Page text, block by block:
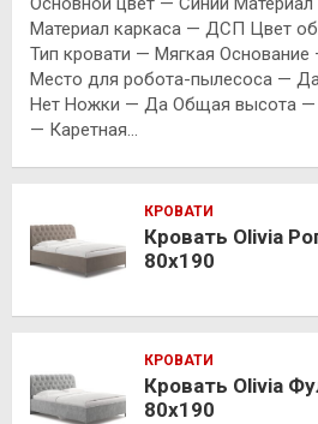
Материал каркаса — ДСП Цвет
Тип кровати — Мягкая
Место для робота-пылесоса —
Нет Ножки — Да Общая высота —
— Каретная…
КРОВАТИ
Кровать Olivia
80х190
КРОВАТИ
Кровать Olivia
80х190